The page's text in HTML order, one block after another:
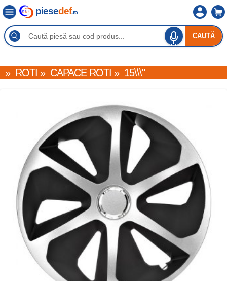
CAUTĂ
piesedef.ro
» ROTI » CAPACE ROTI » 15\\\"